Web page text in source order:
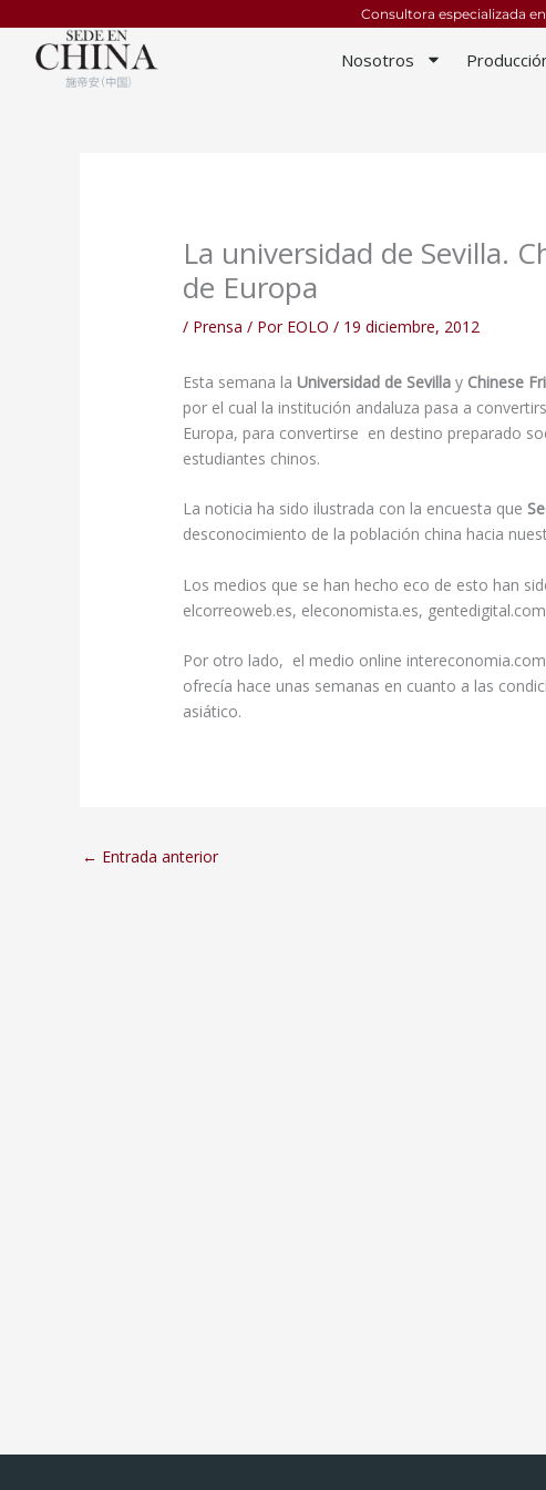
contenido
Consultora especializada
Nosotros
La universidad de Sevilla.
de Europa
/ Prensa / Por EOLO/ 19 diciembre, 2012
Esta semana la Universidad de Sevilla y Chinese
por el cual la institución andaluza pasa a
Europa, para convertirse en destino preparado
estudiantes chinos.
La noticia ha sido ilustrada con la encuesta que
desconocimiento de la población china hacia
Los medios que se han hecho eco de esto han
elcorreoweb.es, eleconomista.es,
Por otro lado, el medio online
ofrecía hace unas semanas en cuanto a las
asiático.
← Entrada anterior